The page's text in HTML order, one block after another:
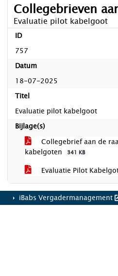
Collegebrieven
Evaluatie pilot kabelgoot
ID
757
Datum
18-07-2025
Titel
Evaluatie pilot kabelgoot
Bijlage(s)
Collegebrief aan de
kabelgoten
341 KB
Evaluatie Pilot
iBabs Vergadermanagement